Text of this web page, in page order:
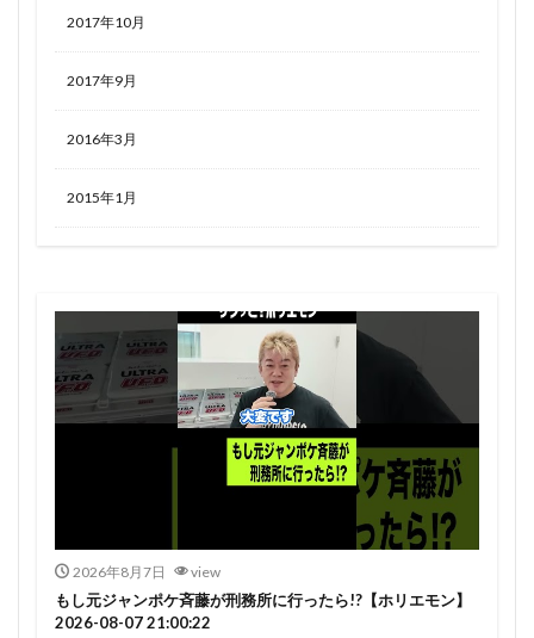
2017年10月
2017年9月
2016年3月
2015年1月
2026年8月7日 view
もし元ジャンポケ斉藤が刑務所に行ったら!?【ホリエモン】
2026-08-07 21:00:22